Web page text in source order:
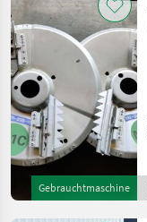
Gebrauchtmaschine